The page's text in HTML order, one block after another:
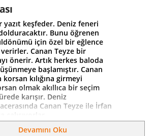
keşfeder. Deniz feneri
Bunu öğrenen
için özel bir eğlence
Canan Teyze bir
önerir. Artık herkes baloda
başlamıştır. Canan
kılığına girmeyi
olmak akıllıca bir seçim
karışır. Deniz
Canan Teyze ile İrfan
Devamını Oku